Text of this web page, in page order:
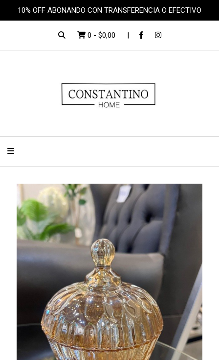
10% OFF ABONANDO CON TRANSFERENCIA O EFECTIVO
0 - $0,00